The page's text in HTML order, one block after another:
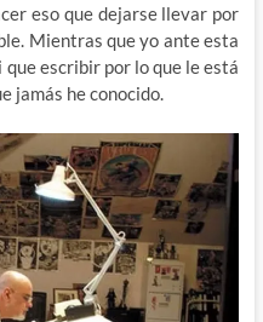
eso que dejarse llevar por
Mientras que yo ante esta
escribir por lo que le está
jamás he conocido.